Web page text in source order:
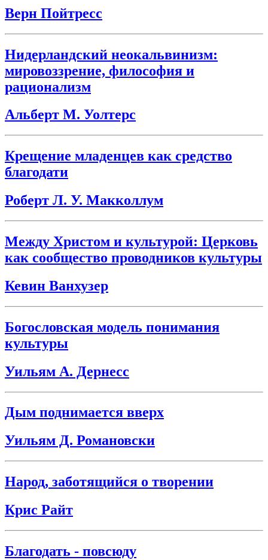
Верн Пойтресс
Нидерландский неокальвинизм:
мировоззрение, философия и
рационализм
Альберт М. Уолтерс
Крещение младенцев как средство
благодати
Роберт Л. У. Макколлум
Между Христом и культурой: Церковь
как сообщество проводников культуры
Кевин Ванхузер
Богословская модель понимания
культуры
Уильям А. Дернесс
Дым поднимается вверх
Уильям Д. Романовски
Народ, заботящийся о творении
Крис Райт
Благодать - повсюду